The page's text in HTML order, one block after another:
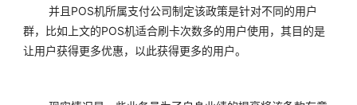
群，比如上文的POS机适合刷卡次数多的用户使用，其目的是
让用户获得更多优惠，以此获得更多的用户。